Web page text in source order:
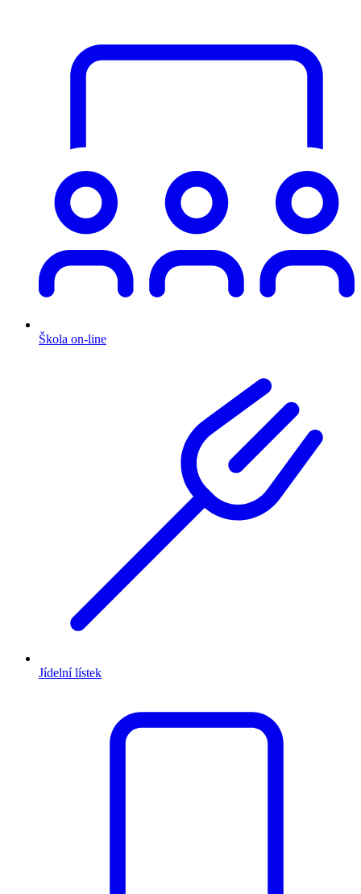
Škola on-line
Jídelní lístek